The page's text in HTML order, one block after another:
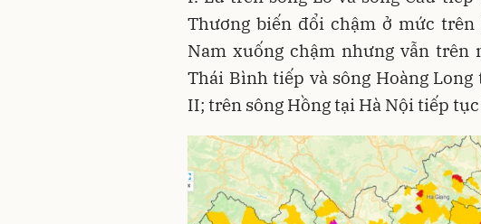
Thương biến đổi chậm ở mức
Nam xuống chậm nhưng vẫn
Thái Bình tiếp và sông Hoàng
II; trên sông Hồng tại Hà Nội tiếp